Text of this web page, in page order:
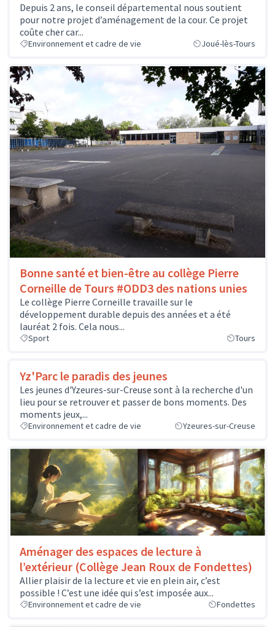
Depuis 2 ans, le conseil départemental nous soutient
pour notre projet d’aménagement de la cour. Ce projet
coûte cher car...
Environnement et cadre de vie Joué-lès-Tours
Bonne santé et bien-être au collège Pierre
Corneille de Tours #ODD3 des nations unies
Le collège Pierre Corneille travaille sur le
développement durable depuis des années et a été
lauréat 2 fois. Cela nous...
Sport Tours
Yz'Parc le paradis des jeunes
Les jeunes d'Yzeures-sur-Creuse sont à la recherche d'un
lieu pour se retrouver et passer de bons moments. Des
moments jeux,...
Environnement et cadre de vie Yzeures-sur-Creuse
Aménager des espaces de lecture à
l’extérieur (Collège Jean Roux de Fondettes)
Allier plaisir de la lecture et vie en plein air, c’est
possible ! C’est une idée qui s’est imposée aux...
Environnement et cadre de vie Fondettes